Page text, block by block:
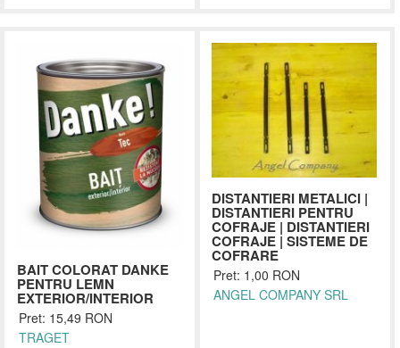
BAIT COLORAT DANKE
PENTRU LEMN
EXTERIOR/INTERIOR
Pret: 15,49 RON
TRAGET
DISTANTIERI METALICI |
DISTANTIERI PENTRU
COFRAJE | DISTANTIERI
COFRAJE | SISTEME DE
COFRARE
Pret: 1,00 RON
ANGEL COMPANY SRL